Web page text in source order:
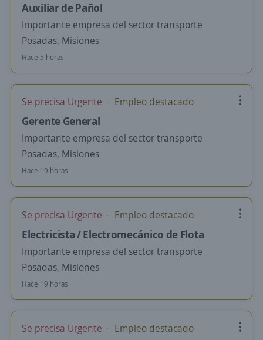
Auxiliar de Pañol
Importante empresa del sector transporte
Posadas, Misiones
Hace 5 horas
Se precisa Urgente Empleo destacado
Gerente General
Importante empresa del sector transporte
Posadas, Misiones
Hace 19 horas
Se precisa Urgente Empleo destacado
Electricista / Electromecánico de Flota
Importante empresa del sector transporte
Posadas, Misiones
Hace 19 horas
Se precisa Urgente Empleo destacado